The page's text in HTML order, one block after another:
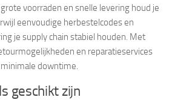
voorraden en snelle levering houd je
eenvoudige herbestelcodes en
je supply chain stabiel houden. Met
en reparatieservices
downtime.
geschikt zijn